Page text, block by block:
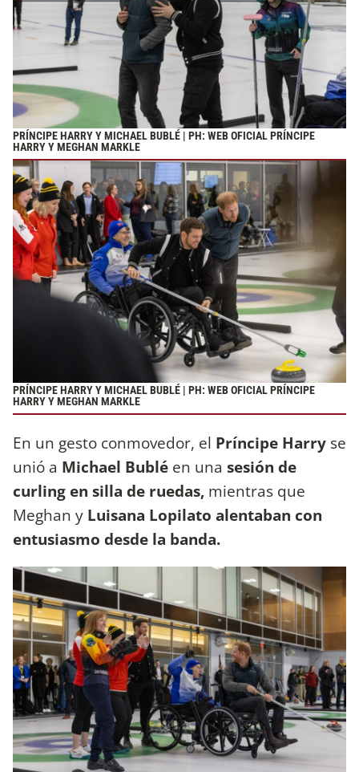
PRÍNCIPE HARRY Y MICHAEL BUBLÉ | PH: WEB OFICIAL PRÍNCIPE
HARRY Y MEGHAN MARKLE
PRÍNCIPE HARRY Y MICHAEL BUBLÉ | PH: WEB OFICIAL PRÍNCIPE
HARRY Y MEGHAN MARKLE
En un gesto conmovedor, el Príncipe Harry se
unió a Michael Bublé en una sesión de
curling en silla de ruedas, mientras que
Meghan y Luisana Lopilato alentaban con
entusiasmo desde la banda.